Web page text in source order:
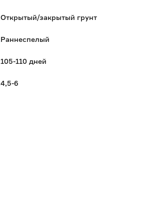
Открытый/закрытый грунт
Раннеспелый
105-110 дней
4,5-6